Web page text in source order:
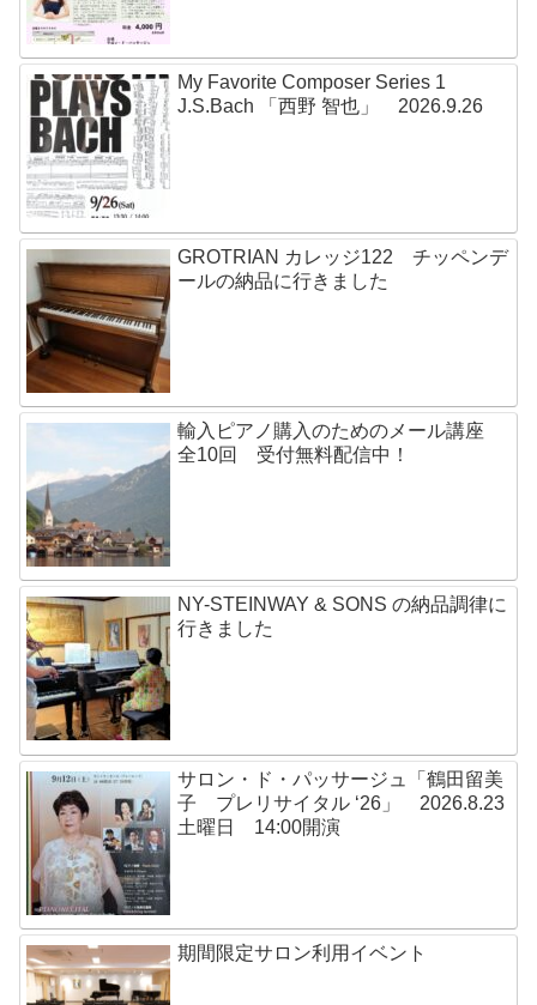
My Favorite Composer Series 1
J.S.Bach 「西野 智也」 2026.9.26
GROTRIAN カレッジ122 チッペンデ
ールの納品に行きました
輸入ピアノ購入のためのメール講座
全10回 受付無料配信中！
NY-STEINWAY & SONS の納品調律に
行きました
サロン・ド・パッサージュ「鶴田留美
子 プレリサイタル ‘26」 2026.8.23
土曜日 14:00開演
期間限定サロン利用イベント